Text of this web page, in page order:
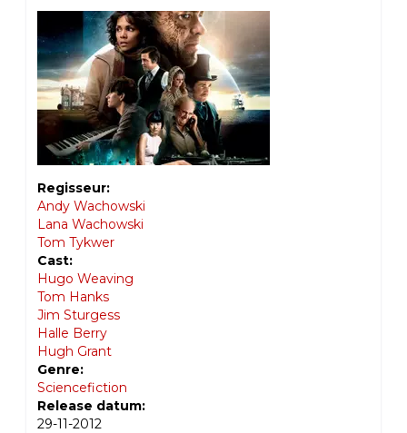
Regisseur:
Andy Wachowski
Lana Wachowski
Tom Tykwer
Cast:
Hugo Weaving
Tom Hanks
Jim Sturgess
Halle Berry
Hugh Grant
Genre:
Sciencefiction
Release datum:
29-11-2012